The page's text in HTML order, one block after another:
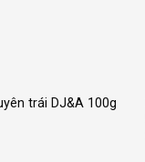
trái DJ&A 100g